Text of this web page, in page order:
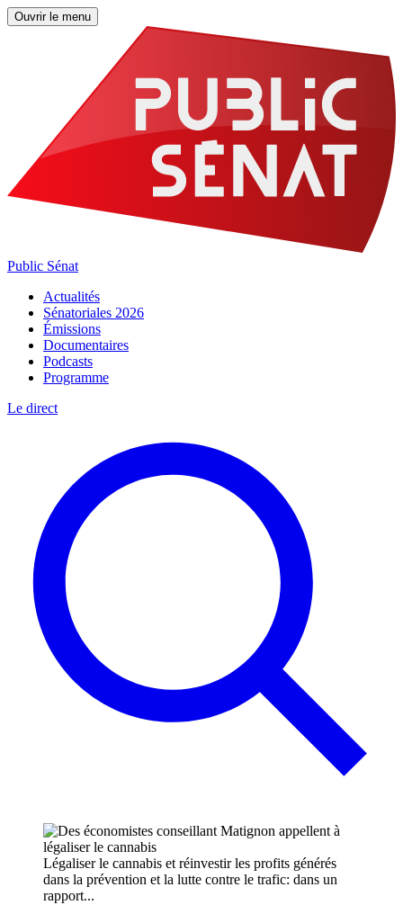
Ouvrir le menu
Public Sénat
Actualités
Sénatoriales 2026
Émissions
Documentaires
Podcasts
Programme
Le direct
Légaliser le cannabis et réinvestir les profits générés
dans la prévention et la lutte contre le trafic: dans un
rapport...